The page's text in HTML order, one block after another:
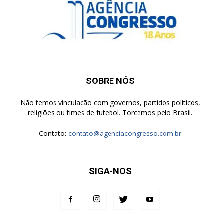
SOBRE NÓS
Não temos vinculação com governos, partidos políticos,
religiões ou times de futebol. Torcemos pelo Brasil.
Contato: contato@agenciacongresso.com.br
SIGA-NOS